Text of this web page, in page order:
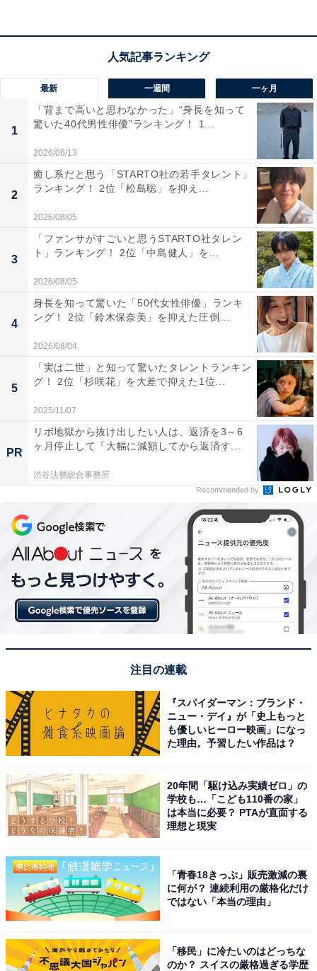
第1位：森七菜
View this post on Instagram
A post shared by 【公式】『真夏のシンデレラ』フジテレビ系
1位に輝いたのは、月9『真夏のシンデレラ』（フジテレ
ビ系）で、間宮祥太朗さんと共にW主演を務める森七菜
さんでした！
オリジナル脚本による同作は真夏の海を舞台に、運命的
な出会いを果たした男女8人が繰り広げる恋愛群像劇。
その中で森さんは、生まれ育った海辺のまちでSUP（サ
ップ）トレーナー兼カフェ店員として働くヒロイン・蒼
井夏海を演じています。間宮さん演じる水島健人との運
最新 一週間 一ヶ月
1
「背まで高いと思わなかった」“身長を知って
驚いた40代男性俳優”ランキング！ 1...
2026/06/13
2
癒し系だと思う「STARTO社の若手タレント」
ランキング！ 2位「松島聡」を抑え...
2026/08/05
3
「ファンサがすごいと思うSTARTO社タレン
ト」ランキング！ 2位「中島健人」を...
2026/08/05
4
身長を知って驚いた「50代女性俳優」ランキ
ング！ 2位「鈴木保奈美」を抑えた圧倒...
2026/08/04
5
「実は二世」と知って驚いたタレントランキン
グ！ 2位「杉咲花」を大差で抑えた1位...
2025/11/07
PR
リボ地獄から抜け出したい人は、返済を3～6
ヶ月停止して『大幅に減額してから返済す...
渋谷法務総合事務所
Recommended by
注目の連載
『スパイダーマン：ブランド・
ニュー・デイ』が「史上もっと
も優しいヒーロー映画」になっ
た理由。予習したい作品は？
20年間「駆け込み実績ゼロ」の
学校も…「こども110番の家」
は本当に必要？ PTAが直面する
理想と現実
「青春18きっぷ」販売激減の裏
に何が？ 連続利用の厳格化だけ
ではない「本当の理由」
「移民」に冷たいのはどっちな
のか？ スイスの厳格過ぎる学歴